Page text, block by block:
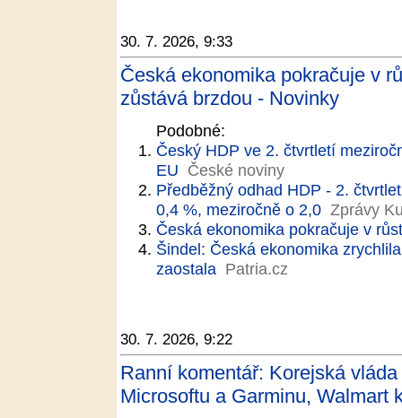
30. 7. 2026, 9:33
Česká ekonomika pokračuje v
zůstává brzdou - Novinky
Podobné:
Český HDP ve 2. čtvrtletí
EU České noviny
Předběžný odhad HDP - 2.
0,4 %, meziročně o 2,0 Zprávy
Česká ekonomika pokračuje v
Šindel: Česká ekonomika
zaostala Patria.cz
30. 7. 2026, 9:22
Ranní komentář: Korejská
Microsoftu a Garminu, Walmart